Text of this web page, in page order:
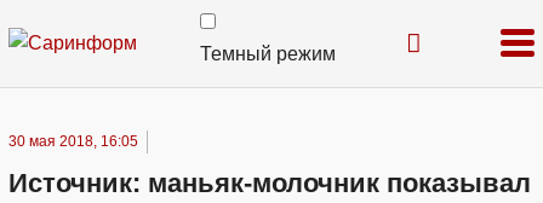
Темный режим
30 мая 2018, 16:05
Источник: маньяк-молочник показывал